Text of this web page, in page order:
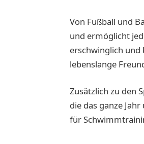
Von Fußball und
und ermöglicht
erschwinglich und
lebenslange
Zusätzlich zu den
die das ganze
für